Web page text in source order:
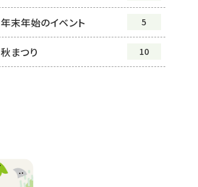
年末年始のイベント 5
秋まつり 10